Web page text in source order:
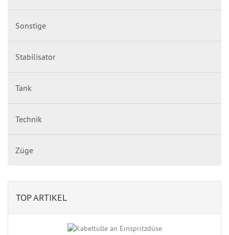
Sonstige
Stabilisator
Tank
Technik
Züge
TOP ARTIKEL